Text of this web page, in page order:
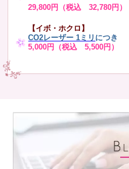
29,800円（税込 32,780円）
【イボ・ホクロ】
CO2レーザー 1ミリ につき
5,000円（税込 5,500円）